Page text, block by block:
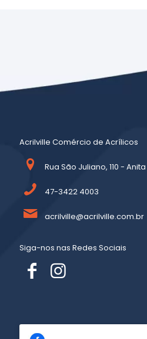
Acrilville Comércio de Acrílicos
Rua São Juliano, 110 -
47-3422 4003
acrilville@acrilville.com.br
Siga-nos nas Redes Sociais